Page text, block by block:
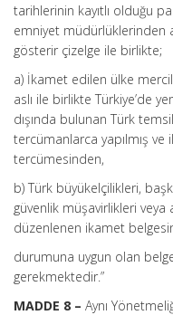
tarihlerinin kayıtlı olduğu
emniyet müdürlüklerinden
gösterir çizelge ile birlikte;
a) İkamet edilen ülke
aslı ile birlikte Türkiye’de
dışında bulunan Türk
tercümanlarca yapılmış ve
tercümesinden,
b) Türk büyükelçilikleri,
güvenlik müşavirlikleri
düzenlenen ikamet
durumuna uygun olan
gerekmektedir.”
MADDE 8 – Aynı